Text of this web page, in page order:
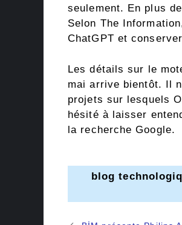
seulement. En plus
Selon The
ChatGPT et
Les détails sur le
mai arrive bientôt. Il
projets sur lesquels
hésité à laisser
la recherche Google.
blog